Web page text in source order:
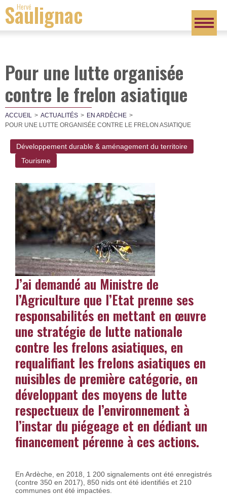
Hervé
Saulignac
Pour une lutte organisée
contre le frelon asiatique
ACCUEIL ACTUALITÉS
EN ARDÈCHE
POUR UNE LUTTE ORGANISÉE CONTRE LE FRELON ASIATIQUE
Développement durable & aménagement du territoire
Tourisme
J’ai demandé au Ministre de
l’Agriculture que l’Etat prenne ses
responsabilités en mettant en œuvre
une stratégie de lutte nationale
contre les frelons asiatiques, en
requalifiant les frelons asiatiques en
nuisibles de première catégorie, en
développant des moyens de lutte
respectueux de l’environnement à
l’instar du piégeage et en dédiant un
financement pérenne à ces actions.
En Ardèche, en 2018, 1 200 signalements ont été enregistrés
(contre 350 en 2017), 850 nids ont été identifiés et 210
communes ont été impactées.